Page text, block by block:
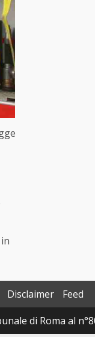
Disclaimer
Feed
di Roma al